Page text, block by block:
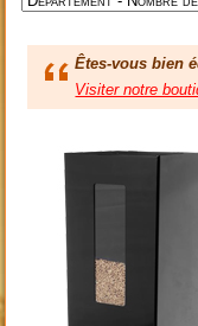
Êtes-vous bien
Visiter notre